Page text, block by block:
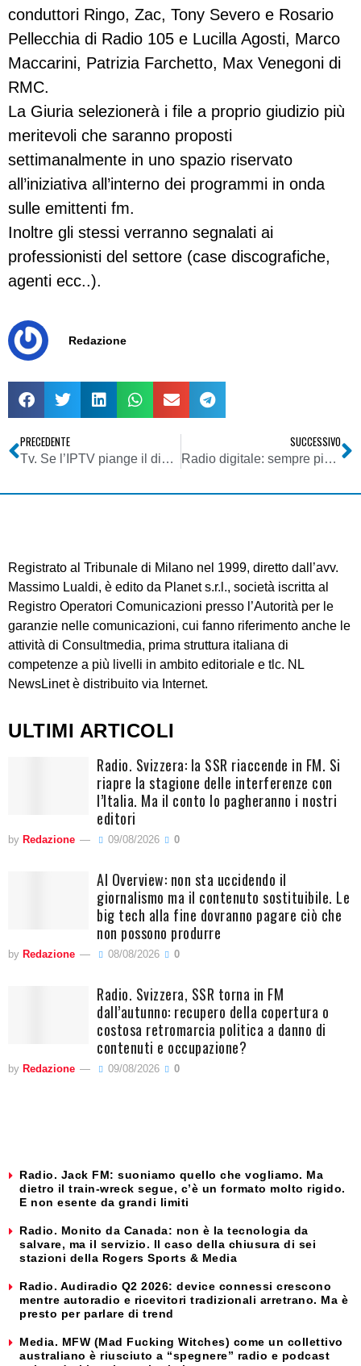
conduttori Ringo, Zac, Tony Severo e Rosario
Pellecchia di Radio 105 e Lucilla Agosti, Marco
Maccarini, Patrizia Farchetto, Max Venegoni di
RMC.
La Giuria selezionerà i file a proprio giudizio più
meritevoli che saranno proposti
settimanalmente in uno spazio riservato
all’iniziativa all’interno dei programmi in onda
sulle emittenti fm.
Inoltre gli stessi verranno segnalati ai
professionisti del settore (case discografiche,
agenti ecc..).
Redazione
PRECEDENTE
Tv. Se l’IPTV piange il digitale non ride
SUCCESSIVO
Radio digitale: sempre più radio per iPhone
Registrato al Tribunale di Milano nel 1999, diretto dall’avv.
Massimo Lualdi, è edito da Planet s.r.l., società iscritta al
Registro Operatori Comunicazioni presso l’Autorità per le
garanzie nelle comunicazioni, cui fanno riferimento anche le
attività di Consultmedia, prima struttura italiana di
competenze a più livelli in ambito editoriale e tlc. NL
NewsLinet è distribuito via Internet.
ULTIMI ARTICOLI
Radio. Svizzera: la SSR riaccende in FM. Si
riapre la stagione delle interferenze con
l’Italia. Ma il conto lo pagheranno i nostri
editori
by Redazione 09/08/2026 0
AI Overview: non sta uccidendo il
giornalismo ma il contenuto sostituibile. Le
big tech alla fine dovranno pagare ciò che
non possono produrre
by Redazione 08/08/2026 0
Radio. Svizzera, SSR torna in FM
dall’autunno: recupero della copertura o
costosa retromarcia politica a danno di
contenuti e occupazione?
by Redazione 09/08/2026 0
Radio. Jack FM: suoniamo quello che vogliamo. Ma
dietro il train-wreck segue, c’è un formato molto rigido.
E non esente da grandi limiti
Radio. Monito da Canada: non è la tecnologia da
salvare, ma il servizio. Il caso della chiusura di sei
stazioni della Rogers Sports & Media
Radio. Audiradio Q2 2026: device connessi crescono
mentre autoradio e ricevitori tradizionali arretrano. Ma è
presto per parlare di trend
Media. MFW (Mad Fucking Witches) come un collettivo
australiano è riusciuto a “spegnere” radio e podcast